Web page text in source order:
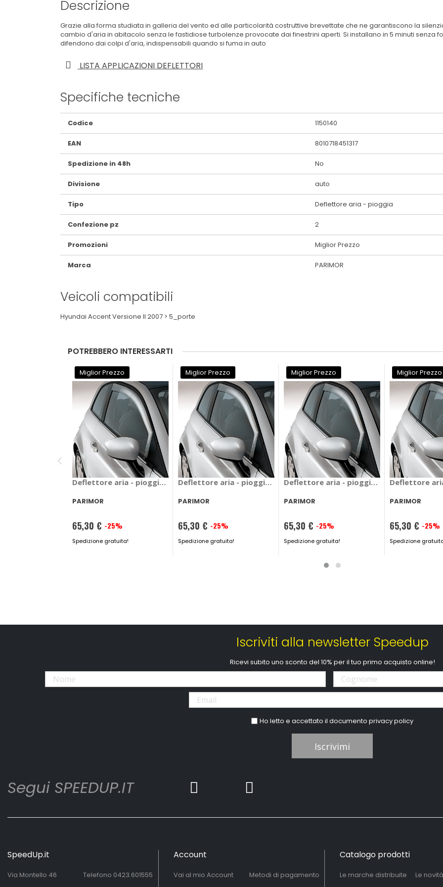
Descrizione
Grazie alla forma studiata in galleria del vento ed alle particolarità costruttive brevettate che ne garantiscono la
cambio d'aria in abitacolo senza le fastidiose turbolenze provocate dai finestrini aperti. Si installano in 5 minuti senza
difendono dai colpi d'aria, indispensabili quando si fuma in auto
LISTA APPLICAZIONI DEFLETTORI
Specifiche tecniche
Maggiori
Informazioni
Codice 1150140
EAN 8010718451317
Spedizione in 48h No
Divisione auto
Tipo Deflettore aria - pioggia
Confezione pz 2
Promozioni Miglior Prezzo
Marca PARIMOR
Veicoli compatibili
Hyundai Accent Versione II 2007 > 5_porte
POTREBBERO INTERESSARTI
Miglior Prezzo
Deflettore aria - pioggia Mixer - PARIMOR Seat Alhambra, Volkswagen Sharan
PARIMOR
Prezzo
speciale
65,30 € -25%
Spedizione gratuita!
Miglior Prezzo
Deflettore aria - pioggia Mixer Volkswagen Touran 2003>2015 -
PARIMOR
Prezzo
speciale
65,30 € -25%
Spedizione gratuita!
Miglior Prezzo
Deflettore aria - pioggia Mixer Nissan
PARIMOR
Prezzo
speciale
65,30 € -25%
Spedizione gratuita!
Miglior Prezzo
Deflettore
PARIMOR
Prezzo
speciale
65,30 € -25%
Spedizione
Iscriviti alla newsletter Speedup
Ricevi subito uno sconto del 10% per il tuo primo acquisto online!
Ho letto e accettato il documentoprivacy policy
Iscrivimi
Segui SPEEDUP.IT
SpeedUp.it
Via Montello 46
Telefono 0423.601555
Account
Vai al mio Account
Metodi di pagamento
Catalogo prodotti
Le marche distribuite
Le